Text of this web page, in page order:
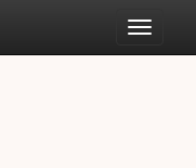
Toggle